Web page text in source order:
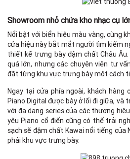
Showroom nhỏ chứa kho nhạc cụ
Nổi bật với biển hiệu màu vàng, cùng
cửa hiệu này bắt mắt người tìm kiếm
thiết kế trưng bày đậm chất Châu
quá lớn, nhưng các chuyên viên tư
đặt từng khu vực trưng bày một cách
Ngay tại cửa phía ngoài, khách
Piano Digital được bày ở lối đi giữa, và
với đa dạng series của các thương
yêu Piano cổ điển cũng có thể trải
sạch sẽ đậm chất Kawai nổi tiếng của
phải khu vực trưng bày.